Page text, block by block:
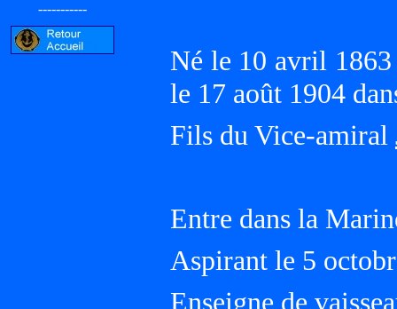
-----------
Né le 10 avril
le 17 août 1904
Fils du Vice-amiral
Entre dans la
Aspirant le 5
Enseigne de